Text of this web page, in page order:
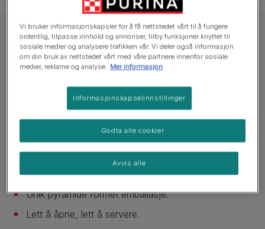
GOURMET® Revelations med Okse, Laks & Kylling (48-pack)
GOURMET® Revelations med Okse, Laks &
Kylling (48-pack)
Ingen stemmer ennå
Tilgjengelige størrelser 48x57g
Myk og glatt mousse.
Utsøkt, rennende saus.
Unik pyramide formet emballasje.
Lett å åpne, lett å servere.
Vi bruker informasjonskapsler for å få nettstedet vårt til å fungere
ordentlig, tilpasse innhold og annonser, tilby funksjoner knyttet til
sosiale medier og analysere trafikken vår. Vi deler også informasjon
om din bruk av nettstedet vårt med våre partnere innenfor sosiale
medier, reklame og analyse. Mer informasjon
Informasjonskapselinnstillinger
Avvis alle
Godta alle cookier